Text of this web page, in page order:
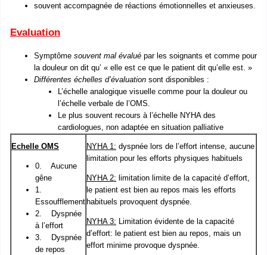
souvent accompagnée de réactions émotionnelles et anxieuses.
Evaluation
Symptôme souvent mal évalué par les soignants et comme pour
la douleur on dit qu’ « elle est ce que le patient dit qu’elle est. »
Différentes échelles d’évaluation sont disponibles :
L’échelle analogique visuelle comme pour la douleur ou
l’échelle verbale de l’OMS.
Le plus souvent recours à l’échelle NYHA des
cardiologues, non adaptée en situation palliative
Echelle OMS
0. Aucune
gêne
1.
Essoufflement
2. Dyspnée
à l’effort
3. Dyspnée
de repos
NYHA 1: dyspnée lors de l’effort intense, aucune
limitation pour les efforts physiques habituels
NYHA 2: limitation limite de la capacité d’effort,
le patient est bien au repos mais les efforts
habituels provoquent dyspnée.
NYHA 3: Limitation évidente de la capacité
d’effort: le patient est bien au repos, mais un
effort minime provoque dyspnée.